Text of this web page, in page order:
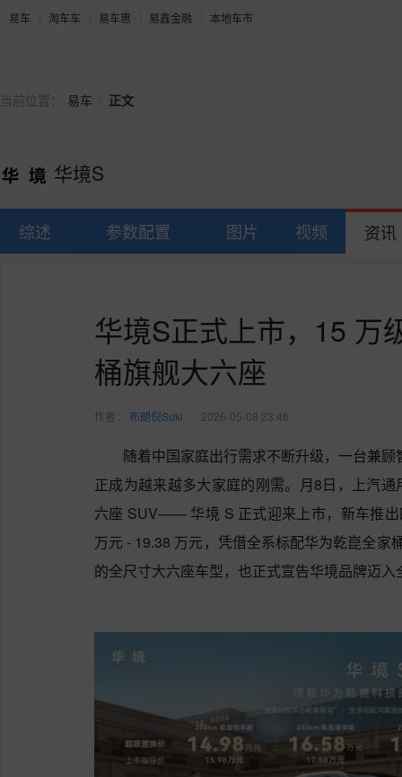
易车 淘车车 易车惠 易鑫金融 本地车市
当前位置： 易车 正文
华境S
综述 参数配置 图片 视频 资讯
华境S正式上市，15 万
桶旗舰大六座
作者： 布朗倪Suki 2026-05-08 23:46
随着中国家庭出行需求不断升级，一台兼
正成为越来越多大家庭的刚需。月8日，上汽
六座 SUV—— 华境 S 正式迎来上市，新车推
万元 - 19.38 万元，凭借全系标配华为乾崑全家
的全尺寸大六座车型，也正式宣告华境品牌迈入